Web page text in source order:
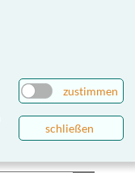
zustimmen
schließen